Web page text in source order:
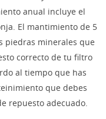
anual incluye el
El mantimiento de 5
piedras minerales que
correcto de tu filtro
al tiempo que has
que debes
repuesto adecuado.